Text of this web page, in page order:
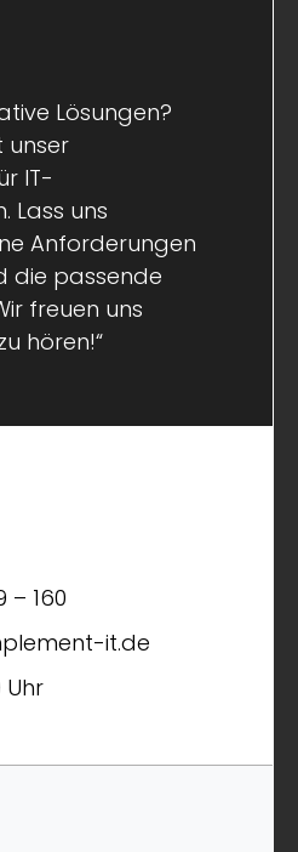
Lösungen?
unser
IT-
Lass uns
Anforderungen
die passende
freuen uns
hören!“
– 160
it.de
Uhr